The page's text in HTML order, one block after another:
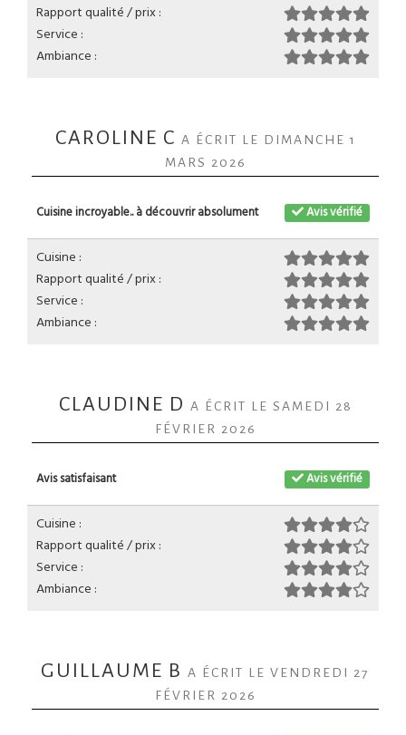
Rapport qualité / prix :
Service :
Ambiance :
CAROLINE C A ÉCRIT LE DIMANCHE 1
MARS 2026
Avis vérifié
Cuisine incroyable.. à découvrir absolument
Cuisine :
Rapport qualité / prix :
Service :
Ambiance :
CLAUDINE D A ÉCRIT LE SAMEDI 28
FÉVRIER 2026
Avis vérifié
Avis satisfaisant
Cuisine :
Rapport qualité / prix :
Service :
Ambiance :
GUILLAUME B A ÉCRIT LE VENDREDI 27
FÉVRIER 2026